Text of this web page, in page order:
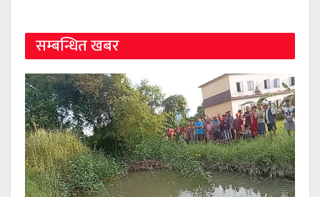
सम्बन्धित खबर